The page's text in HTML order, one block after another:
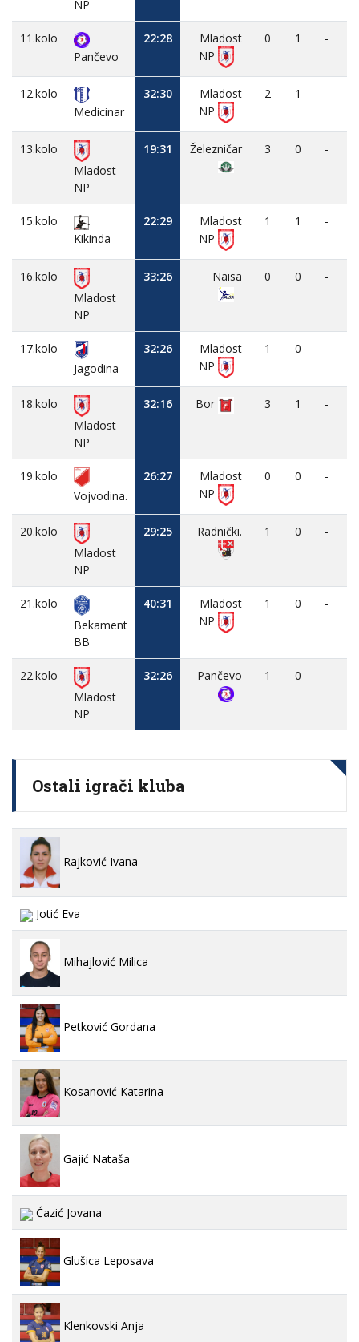
NP
11.kolo
Pančevo
22:28
Mladost
NP
0 1 -
12.kolo
Medicinar
32:30
Mladost
NP
2 1 -
13.kolo
Mladost
NP
19:31 Železničar 3 0 -
15.kolo
Kikinda
22:29
Mladost
NP
1 1 -
16.kolo
Mladost
NP
33:26 Naisa 0 0 -
17.kolo
Jagodina
32:26
Mladost
NP
1 0 -
18.kolo
Mladost
NP
32:16 Bor 3 1 -
19.kolo
Vojvodina.
26:27
Mladost
NP
0 0 -
20.kolo
Mladost
NP
29:25 Radnički. 1 0 -
21.kolo
Bekament
BB
40:31
Mladost
NP
1 0 -
22.kolo
Mladost
NP
32:26 Pančevo 1 0 -
Ostali igrači kluba
Rajković Ivana
Jotić Eva
Mihajlović Milica
Petković Gordana
Kosanović Katarina
Gajić Nataša
Ćazić Jovana
Glušica Leposava
Klenkovski Anja